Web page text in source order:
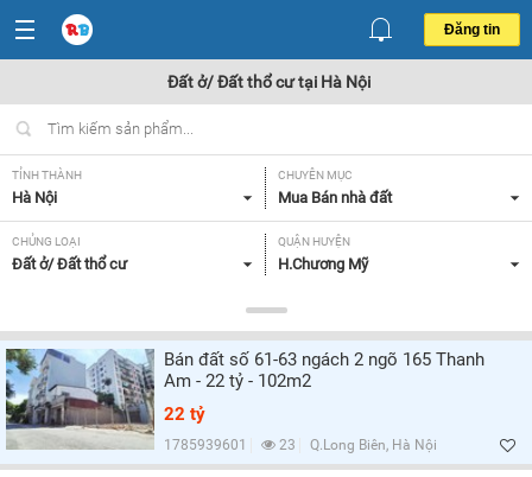
Đăng tin
Đất ở/ Đất thổ cư tại Hà Nội
TỈNH THÀNH
Hà Nội
CHUYÊN MỤC
Mua Bán nhà đất
CHỦNG LOẠI
Đất ở/ Đất thổ cư
QUẬN HUYỆN
H.Chương Mỹ
Tất cả
MỨC GIÁ
Tất cả
HƯỚNG
Tất cả
MẶT TIỀN
GIẤY TỜ PHÁP LÝ
Tất cả
Bán đất số 61-63 ngách 2 ngõ 165 Thanh
Am - 22 tỷ - 102m2
22 tỷ
1785939601 23 Q.Long Biên, Hà Nội